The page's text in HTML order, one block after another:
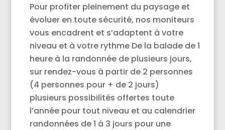
Pour profiter pleinement du paysage et
évoluer en toute sécurité, nos moniteurs
vous encadrent et s’adaptent à votre
niveau et à votre rythme De la balade de 1
heure à la randonnée de plusieurs jours,
sur rendez-vous à partir de 2 personnes
(4 personnes pour + de 2 jours)
plusieurs possibilités offertes toute
l’année pour tout niveau et au calendrier
randonnées de 1 à 3 jours pour une